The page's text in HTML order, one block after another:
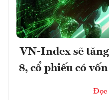
VN-Index sẽ
8, cổ phiếu có
Đọc